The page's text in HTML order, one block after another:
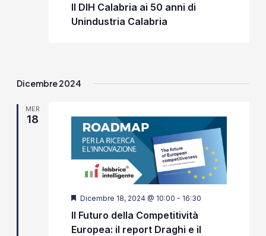
Il DIH Calabria ai 50 anni di
Unindustria Calabria
Dicembre 2024
MER
18
Segnalati
Dicembre 18, 2024 @ 10:00 - 16:30
Il Futuro della Competitività
Europea: il report Draghi e il